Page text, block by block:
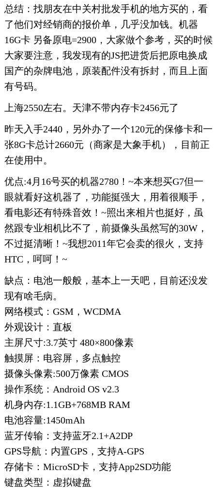
总结：找朋友在中关村批发手机的地方买的，看
了他们对经销商的报价单，几乎没加钱。机器
16G卡 另备原电=2900，大家做个参考，买的时候
大家要注意，我发现有的JS把进货后把原电换成
国产的杂牌电池，原装配件没有拆封，而且上面
有号码。
上海2550左右。天津不带内存卡2456元了
昨天入手2440，另外办了一个120元的保修卡和一
张8G卡总计2660元（商家是大象手机），目前正
在使用中。
优点:4月16号买的机器2780！~本来想买G7但一
眼就看好这机器了，功能挺强大，用着很顺手，
看电影还有特殊音效！~照出来相片也挺好，虽
然跟专业相机比不了，前摄像头虽然写的30W，
不过挺清晰！~我想2011年它会卖的很火，支持
HTC，呵呵！~
缺点：电池一般般，基本上一天吧，目前还没发
现有啥毛病。
网络模式：GSM，WCDMA
外观设计：直板
主屏尺寸:3.7英寸 480×800像素
触摸屏：电容屏，多点触控
摄像头像素:500万像素 CMOS
操作系统：Android OS v2.3
机身内存:1.1GB+768MB RAM
电池容量:1450mAh
蓝牙传输：支持蓝牙2.1+A2DP
GPS导航：内置GPS，支持A-GPS
存储卡：MicroSD卡，支持App2SD功能
键盘类型：虚拟键盘